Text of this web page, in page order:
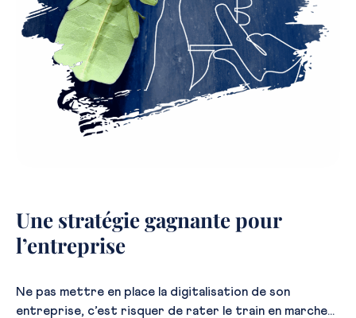
Une stratégie gagnante pour
l’entreprise
Ne pas mettre en place la digitalisation de son
entreprise, c’est risquer de rater le train en marche…